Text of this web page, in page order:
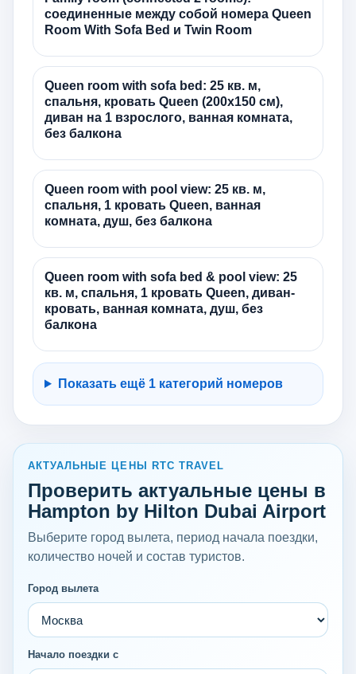
соединенные между собой номера Queen
Room With Sofa Bed и Twin Room
Queen room with sofa bed: 25 кв. м,
спальня, кровать Queen (200x150 см),
диван на 1 взрослого, ванная комната,
без балкона
Queen room with pool view: 25 кв. м,
спальня, 1 кровать Queen, ванная
комната, душ, без балкона
Queen room with sofa bed & pool view: 25
кв. м, спальня, 1 кровать Queen, диван-
кровать, ванная комната, душ, без
балкона
Показать ещё 1 категорий номеров
АКТУАЛЬНЫЕ ЦЕНЫ RTC TRAVEL
Проверить актуальные цены в
Hampton by Hilton Dubai Airport
Выберите город вылета, период начала поездки,
количество ночей и состав туристов.
Город вылета
Начало поездки с